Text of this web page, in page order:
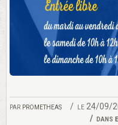
par prometheas
le 24/09/
dans